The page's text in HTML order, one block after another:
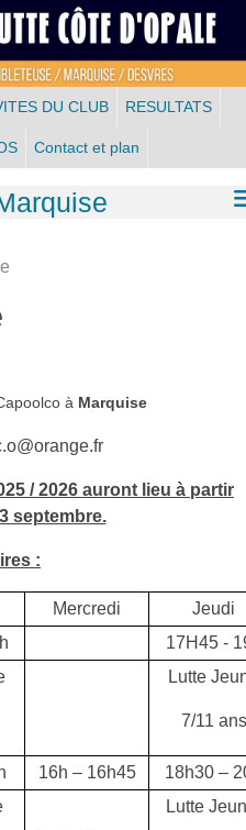
DU CLUB RESULTATS
Contact et plan
à Marquise
/ 2026 auront lieu à partir
septembre.
:
Mercredi
Jeudi
17H45 -
Lutte
7/11 ans
16h – 16h45 18h30 –
Lutte